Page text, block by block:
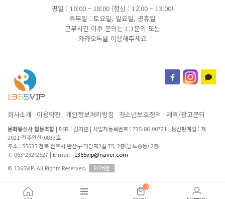
0
평일 : 10:00 ~ 18:00 (점심 : 12:00 ~ 13:00)
휴무일 : 토요일, 일요일, 공휴일
근무시간 이후 문의는 1:1문의 또는
카카오톡을 이용해주세요
회사소개 이용약관 개인정보처리방침 청소년보호정책 제휴/광고문의
문화통신사 협동조합 | 대표 : 김지훈 | 사업자등록번호 : 735-86-00721 | 통신판매업 : 제
2021-전주완산-0833호
주소 : 55035 전북 전주시 완산구 마당재2길 75, 2층(남노송동) 2층
T. 063-282-2527 | E-mail : 1365vip@naver.com
© 1365VIP. All Rights Reserved.
PC버전